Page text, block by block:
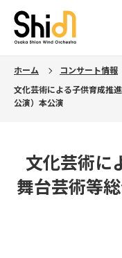
ホーム
コンサート情報
文化芸術による子供育成推
公演）本公演
文化芸術に
舞台芸術等